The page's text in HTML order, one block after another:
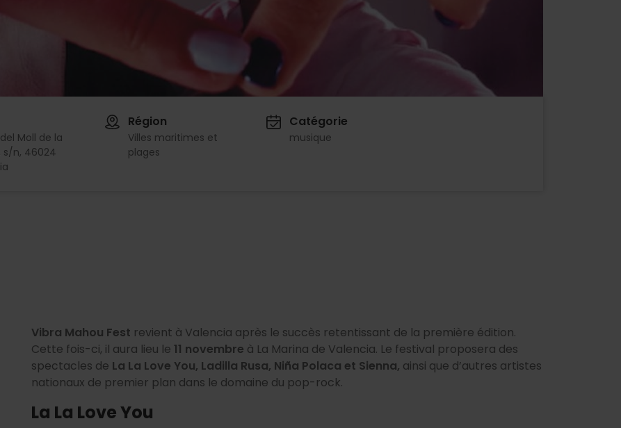
Moll de la
s/n, 46024
Région
Villes maritimes et
plages
Catégorie
musique
Vibra Mahou Fest revient à Valencia après le succès retentissant de la première édition.
Cette fois-ci, il aura lieu le 11 novembre à La Marina de Valencia. Le festival proposera des
spectacles de La La Love You, Ladilla Rusa, Niña Polaca et Sienna, ainsi que d’autres artistes
nationaux de premier plan dans le domaine du pop-rock.
La La Love You